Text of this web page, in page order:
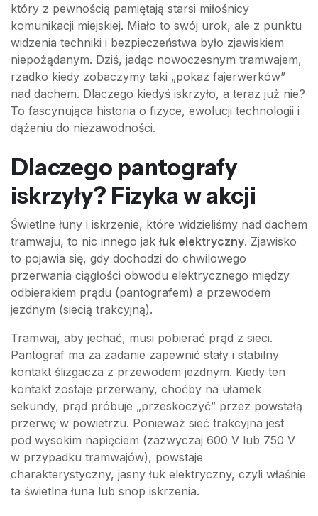
który z pewnością pamiętają starsi miłośnicy
komunikacji miejskiej. Miało to swój urok, ale z punktu
widzenia techniki i bezpieczeństwa było zjawiskiem
niepożądanym. Dziś, jadąc nowoczesnym tramwajem,
rzadko kiedy zobaczymy taki „pokaz fajerwerków”
nad dachem. Dlaczego kiedyś iskrzyło, a teraz już nie?
To fascynująca historia o fizyce, ewolucji technologii i
dążeniu do niezawodności.
Dlaczego pantografy
iskrzyły? Fizyka w akcji
Świetlne łuny i iskrzenie, które widzieliśmy nad dachem
tramwaju, to nic innego jak łuk elektryczny. Zjawisko
to pojawia się, gdy dochodzi do chwilowego
przerwania ciągłości obwodu elektrycznego między
odbierakiem prądu (pantografem) a przewodem
jezdnym (siecią trakcyjną).
Tramwaj, aby jechać, musi pobierać prąd z sieci.
Pantograf ma za zadanie zapewnić stały i stabilny
kontakt ślizgacza z przewodem jezdnym. Kiedy ten
kontakt zostaje przerwany, choćby na ułamek
sekundy, prąd próbuje „przeskoczyć” przez powstałą
przerwę w powietrzu. Ponieważ sieć trakcyjna jest
pod wysokim napięciem (zazwyczaj 600 V lub 750 V
w przypadku tramwajów), powstaje
charakterystyczny, jasny łuk elektryczny, czyli właśnie
ta świetlna łuna lub snop iskrzenia.